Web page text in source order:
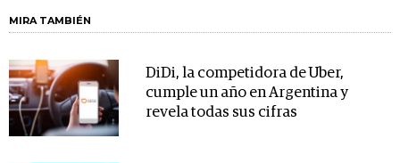
MIRA TAMBIÉN
DiDi, la competidora de Uber,
cumple un año en Argentina y
revela todas sus cifras